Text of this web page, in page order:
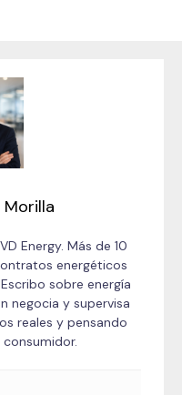
Morilla
Energy. Más de 10
energéticos
sobre energía
negocia y supervisa
reales y pensando